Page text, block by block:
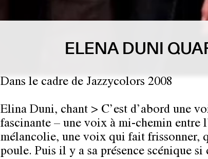
ELENA DUNI
Dans le cadre de Jazzycolors 2008
Elina Duni, chant > C’est d’abord une
fascinante – une voix à mi-chemin entre
mélancolie, une voix qui fait frissonner,
poule. Puis il y a sa présence scénique